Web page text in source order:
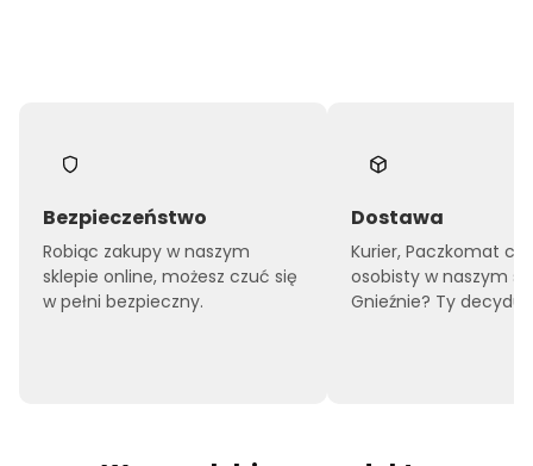
Bezpieczeństwo
Robiąc zakupy w naszym
sklepie online, możesz czuć się
w pełni bezpieczny.
Dostawa
Kurier, Paczkomat
osobisty w naszym
Gnieźnie? Ty